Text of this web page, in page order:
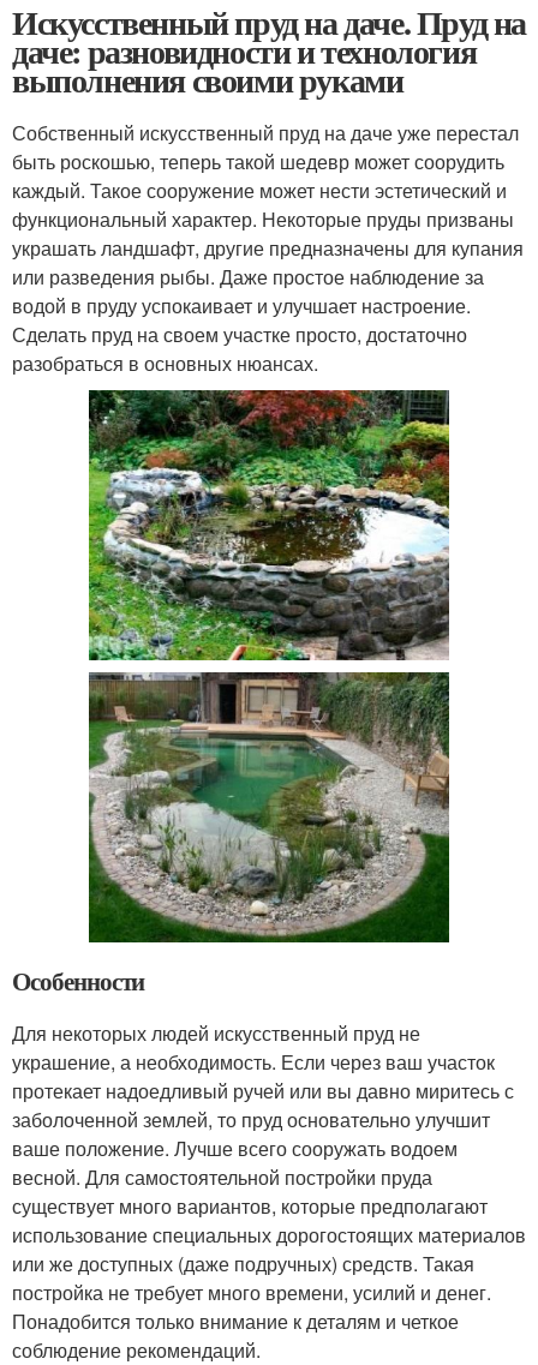
Искусственный пруд на даче. Пруд на
даче: разновидности и технология
выполнения своими руками
Собственный искусственный пруд на даче уже перестал
быть роскошью, теперь такой шедевр может соорудить
каждый. Такое сооружение может нести эстетический и
функциональный характер. Некоторые пруды призваны
украшать ландшафт, другие предназначены для купания
или разведения рыбы. Даже простое наблюдение за
водой в пруду успокаивает и улучшает настроение.
Сделать пруд на своем участке просто, достаточно
разобраться в основных нюансах.
Особенности
Для некоторых людей искусственный пруд не
украшение, а необходимость. Если через ваш участок
протекает надоедливый ручей или вы давно миритесь с
заболоченной землей, то пруд основательно улучшит
ваше положение. Лучше всего сооружать водоем
весной. Для самостоятельной постройки пруда
существует много вариантов, которые предполагают
использование специальных дорогостоящих материалов
или же доступных (даже подручных) средств. Такая
постройка не требует много времени, усилий и денег.
Понадобится только внимание к деталям и четкое
соблюдение рекомендаций.